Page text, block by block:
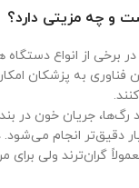
و چه مزیتی دارد؟
برخی از انواع دستگاه
فناوری به پزشکان
رگ‌ها، جریان خون در
دقیق‌تر انجام
گران‌ترند ولی